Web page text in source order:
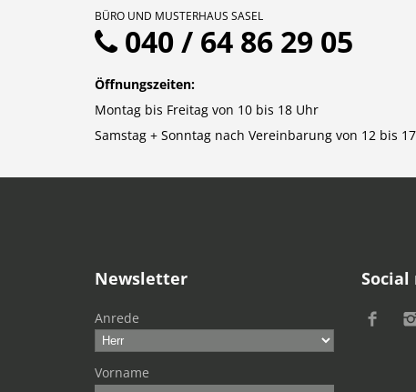
BÜRO UND MUSTERHAUS SASEL
040 / 64 86 29 05
Öffnungszeiten:
Montag bis Freitag von 10 bis 18 Uhr
Samstag + Sonntag nach Vereinbarung von 12 bis
Newsletter
Anrede
Vorname
Social